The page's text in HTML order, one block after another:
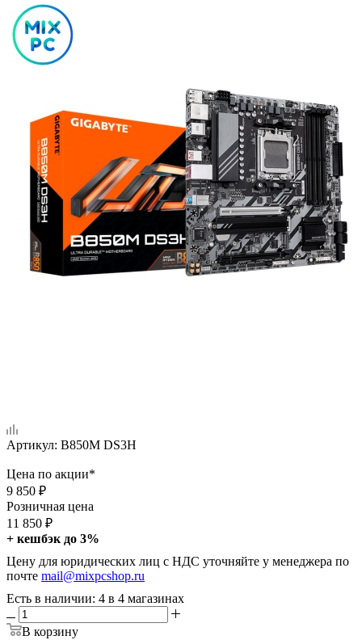
Артикул: B850M DS3H
Цена по акции*
9 850 ₽
Розничная цена
11 850 ₽
+ кешбэк до 3%
Цену для юридических лиц с НДС уточняйте у менеджера по
почте mail@mixpcshop.ru
Есть в наличии: 4 в 4 магазинах
В корзину